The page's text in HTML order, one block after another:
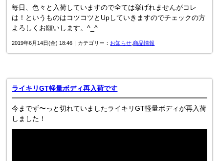
毎日、色々と入荷していますので全ては挙げれませんがコレ
は！というものはコツコツとUpしていきますのでチェックの方
よろしくお願いします。^_^
2019年6月14日(金) 18:46｜カテゴリー： お知らせ ,商品情報
ライキリGT軽量ボディ再入荷です
今までず〜っと切れていましたライキリGT軽量ボディが再入荷
しました！